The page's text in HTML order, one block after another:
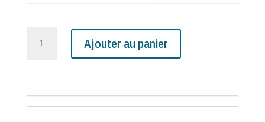
du
Ajouter au panier